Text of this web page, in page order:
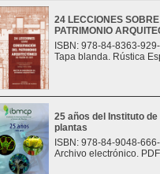
24 LECCIONES
PATRIMONIO
ISBN: 978-84-8363-
Tapa blanda. Rústica
25 años del Instituto
plantas
ISBN: 978-84-9048-
Archivo electrónico.